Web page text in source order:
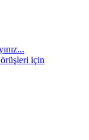
için